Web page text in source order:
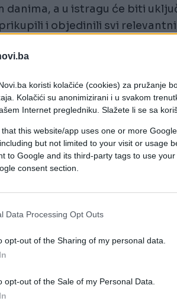
koristi kolačiće (cookies) za pružanje
Kolačići su anonimizirani i u svakom
Internet pregledniku. Slažete li se sa
that this website/app uses one or more
but not limited to your visit or usage
to Google and its third-party tags to use
consent section.
Data Processing Opt Outs
opt-out of the Sharing of my personal data.
opt-out of the Sale of my Personal Data.
danima, a u istragu će biti
i objedinili svi
Croatia Airlinesa u kojem
do incidenta. Na snimci se čuju
skrenuo s piste.
412, linija Split–Frankfurt,
razloga skrenuo sa
oštećenja od sudara
nalazilo 132 putnika i 5 članova
que se atribuye al
de pista al abortar el
Split Airport,
a su autor)